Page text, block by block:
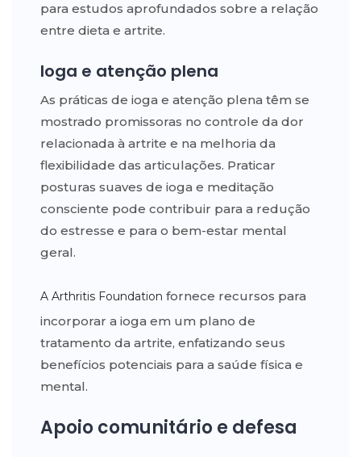
para estudos aprofundados sobre a relação
entre dieta e artrite.
Ioga e atenção plena
As práticas de ioga e atenção plena têm se
mostrado promissoras no controle da dor
relacionada à artrite e na melhoria da
flexibilidade das articulações. Praticar
posturas suaves de ioga e meditação
consciente pode contribuir para a redução
do estresse e para o bem-estar mental
geral.
A Arthritis Foundation fornece recursos para
incorporar a ioga em um plano de
tratamento da artrite, enfatizando seus
benefícios potenciais para a saúde física e
mental.
Apoio comunitário e defesa